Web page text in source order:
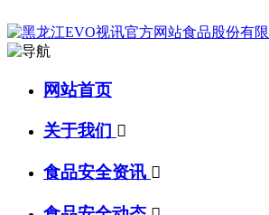
网站首页
关于我们 
食品安全资讯 